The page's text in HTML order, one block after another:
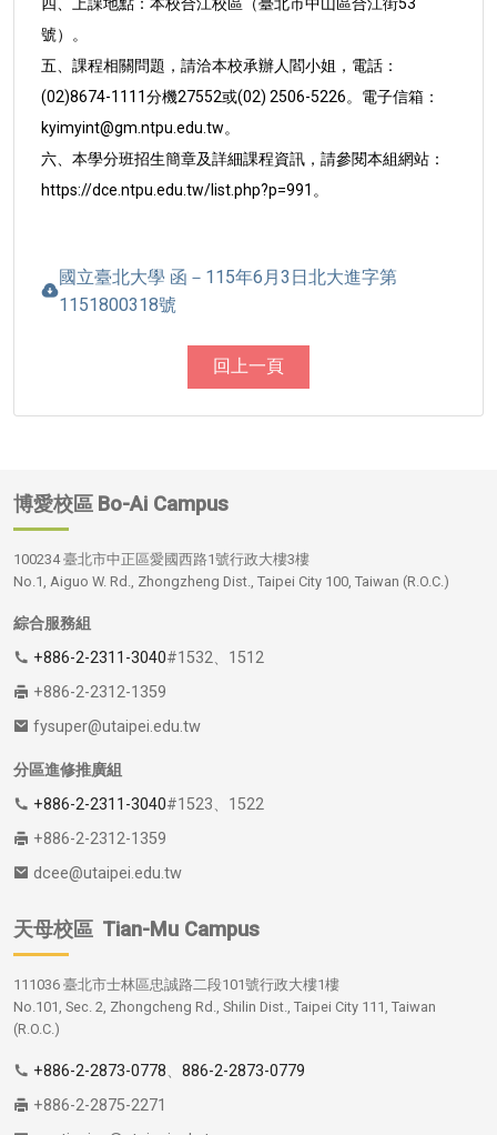
號）。
五、課程相關問題，請洽本校承辦人閻小姐，電話：
(02)8674-1111分機27552或(02) 2506-5226。電子信箱：
kyimyint@gm.ntpu.edu.tw。
六、本學分班招生簡章及詳細課程資訊，請參閱本組網站：
https://dce.ntpu.edu.tw/list.php?p=991。
國立臺北大學 函－115年6月3日北大進字第
1151800318號
回上一頁
博愛校區 Bo-Ai Campus
100234 臺北市中正區愛國西路1號行政大樓3樓
No.1, Aiguo W. Rd., Zhongzheng Dist., Taipei City 100, Taiwan (R.O.C.)
綜合服務組
+886-2-2311-3040#1532、1512
+886-2-2312-1359
fysuper@utaipei.edu.tw
分區進修推廣組
+886-2-2311-3040#1523、1522
+886-2-2312-1359
dcee@utaipei.edu.tw
天母校區 Tian-Mu Campus
111036 臺北市士林區忠誠路二段101號行政大樓1樓
No.101, Sec. 2, Zhongcheng Rd., Shilin Dist., Taipei City 111, Taiwan
(R.O.C.)
+886-2-2873-0778、 886-2-2873-0779
+886-2-2875-2271